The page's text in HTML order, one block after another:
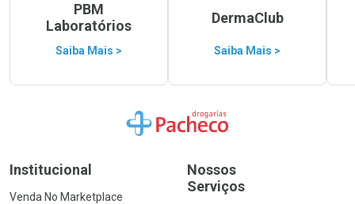
PBM
Laboratórios
Saiba Mais >
DermaClub
Saiba Mais >
Ir para a Home
Institucional
Venda No Marketplace
Nossos
Serviços